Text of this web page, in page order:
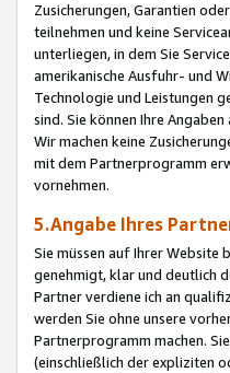
Zusicherungen, Garantien
teilnehmen und keine
unterliegen, in dem Sie
amerikanische Ausfuhr- und
Technologie und Leistungen
sind. Sie können Ihre
Wir machen keine
mit dem Partnerprogramm
vornehmen.
5.Angabe Ihres
Sie müssen auf Ihrer Website
genehmigt, klar und deutlich
Partner verdiene ich an
werden Sie ohne unsere
Partnerprogramm machen.
(einschließlich der expliziten